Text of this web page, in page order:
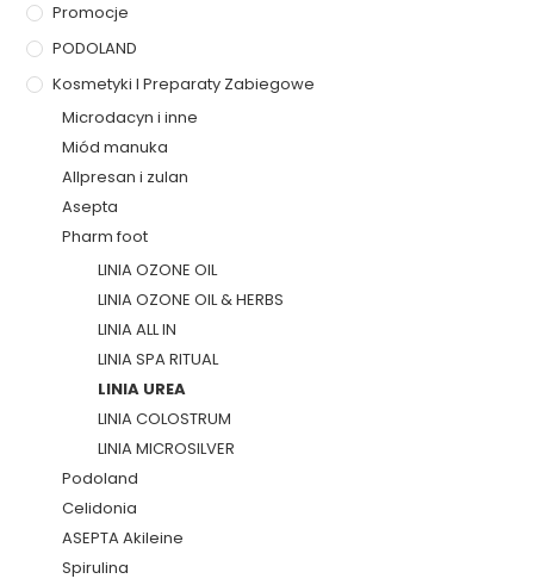
Promocje
PODOLAND
Kosmetyki I Preparaty Zabiegowe
Microdacyn i inne
Miód manuka
Allpresan i zulan
Asepta
Pharm foot
LINIA OZONE OIL
LINIA OZONE OIL & HERBS
LINIA ALL IN
LINIA SPA RITUAL
LINIA UREA
LINIA COLOSTRUM
LINIA MICROSILVER
Podoland
Celidonia
ASEPTA Akileine
Spirulina